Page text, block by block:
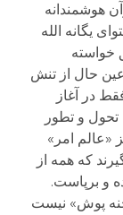
هوشمندانه
یگانه الله
خواسته
عین حال از تنش
در آغاز
و تطور
امر»
که همه از
و برپاست.
پوش» نیست